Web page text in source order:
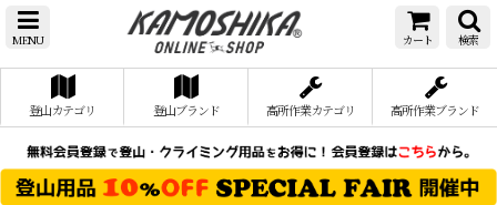
MENU カート 検索
登山カテゴリ 登山ブランド 高所作業カテゴリ 高所作業ブランド